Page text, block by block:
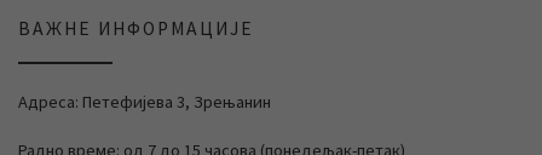
ВАЖНЕ ИНФОРМАЦИЈЕ
Адреса: Петефијева 3, Зрењанин
Радно време: од 7 до 15 часова (понедељак-петак)